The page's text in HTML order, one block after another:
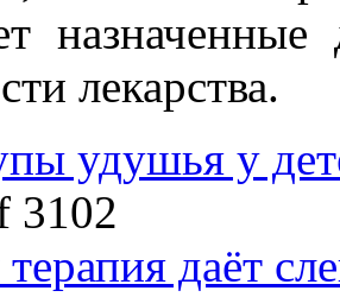
назначенные
лекарства.
удушья у
3102
терапия даёт